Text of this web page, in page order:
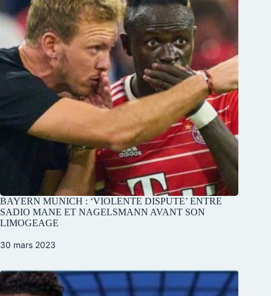
BAYERN MUNICH : ‘VIOLENTE DISPUTE’ ENTRE
SADIO MANE ET NAGELSMANN AVANT SON
LIMOGEAGE
30 mars 2023